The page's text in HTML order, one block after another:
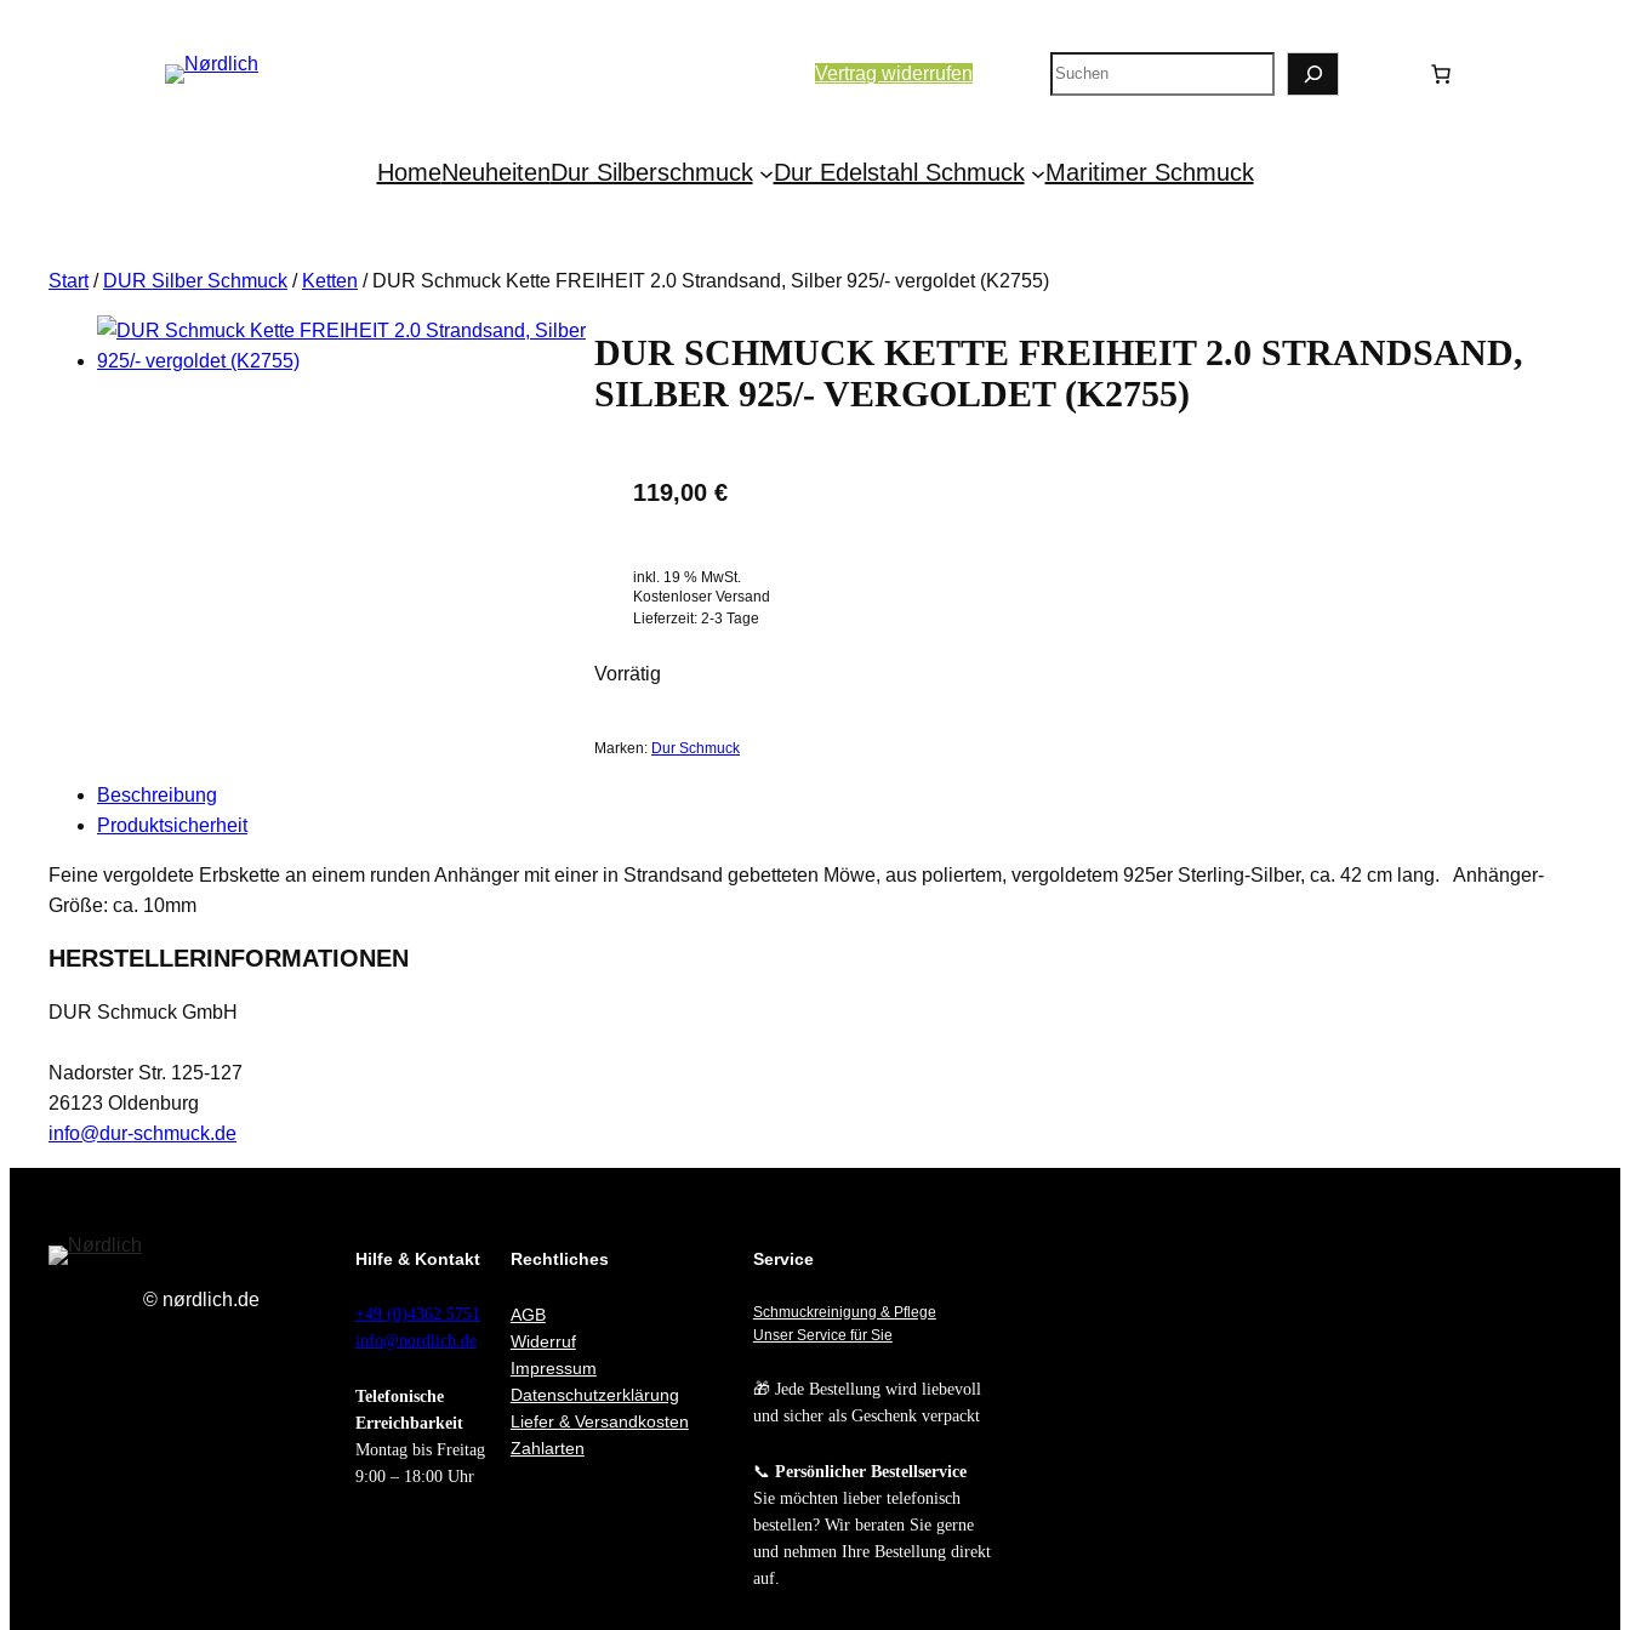
Vertrag widerrufen
S
u
e
HomeNeuheitenDur Silberschmuck Dur Edelstahl Schmuck Maritimer Schmuck
Start/ DUR Silber Schmuck / Ketten / DUR Schmuck Kette FREIHEIT 2.0 Strandsand, Silber 925/- vergoldet (K2755)
DUR SCHMUCK KETTE FREIHEIT 2.0 STRANDSAND,
SILBER 925/- VERGOLDET (K2755)
119,00 €
inkl. 19 % MwSt.
Kostenloser Versand
Lieferzeit: 2-3 Tage
Vorrätig
Marken: Dur Schmuck
Beschreibung
Produktsicherheit
Feine vergoldete Erbskette an einem runden Anhänger mit einer in Strandsand gebetteten Möwe, aus poliertem, vergoldetem 925er Sterling-Silber, ca. 42 cm lang. Anhänger-
Größe: ca. 10mm
HERSTELLERINFORMATIONEN
DUR Schmuck GmbH
Nadorster Str. 125-127
26123 Oldenburg
info@dur-schmuck.de
© nørdlich.de
Hilfe & Kontakt
+49 (0)4362 5751
info@nordlich.de
Telefonische
Erreichbarkeit
Montag bis Freitag
9:00 – 18:00 Uhr
Rechtliches
AGB
Widerruf
Impressum
Datenschutzerklärung
Liefer & Versandkosten
Zahlarten
Service
Schmuckreinigung & Pflege
Unser Service für Sie
🎁 Jede Bestellung wird liebevoll
und sicher als Geschenk verpackt
📞 Persönlicher Bestellservice
Sie möchten lieber telefonisch
bestellen? Wir beraten Sie gerne
und nehmen Ihre Bestellung direkt
auf.